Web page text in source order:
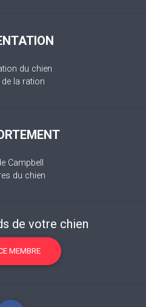
du chien
de la ration
Campbell
du chien
de votre chien
MEMBRE